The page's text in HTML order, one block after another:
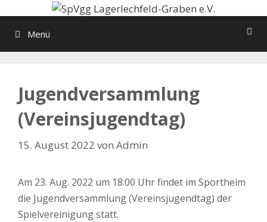
springen
Menü
Jugendversammlung
(Vereinsjugendtag)
15. August 2022 von Admin
Am 23. Aug. 2022 um 18:00 Uhr findet im Sportheim
die Jugendversammlung (Vereinsjugendtag) der
Spielvereinigung statt.